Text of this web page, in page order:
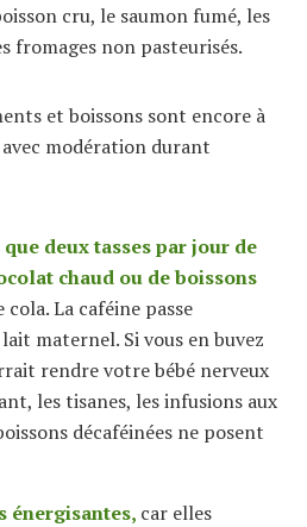
cru, le saumon fumé, les
fromages non pasteurisés.
et boissons sont encore à
modération durant
deux tasses par jour de
chaud ou de boissons
cola. La caféine passe
maternel. Si vous en buvez
rendre votre bébé nerveux
les tisanes, les infusions aux
décaféinées ne posent
énergisantes, car elles